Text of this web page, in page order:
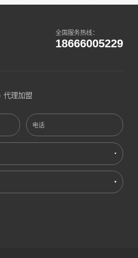
全国服务热线：
18666005229
代理加盟
电话